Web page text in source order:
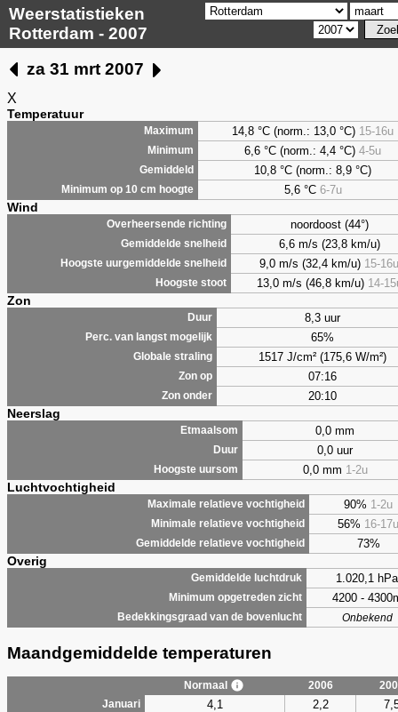
Weerstatistieken
Rotterdam - 2007
za 31 mrt 2007
X
Temperatuur
Maximum 14,8 °C (norm.: 13,0 °C) 15-16u
Minimum 6,6 °C (norm.: 4,4 °C) 4-5u
Gemiddeld 10,8 °C (norm.: 8,9 °C)
Minimum op 10 cm hoogte 5,6°C 6-7u
Wind
Overheersende richting noordoost (44°)
Gemiddelde snelheid 6,6 m/s (23,8 km/u)
Hoogste uurgemiddelde snelheid 9,0 m/s (32,4 km/u) 15-16u
Hoogste stoot 13,0 m/s (46,8 km/u) 14-
Zon
Duur 8,3 uur
Perc. van langst mogelijk 65%
Globale straling 1517 J/cm² (175,6 W/m²)
Zon op 07:16
Zon onder 20:10
Neerslag
Etmaalsom 0,0 mm
Duur 0,0 uur
Hoogste uursom 0,0 mm 1-2u
Luchtvochtigheid
Maximale relatieve vochtigheid 90% 1-2u
Minimale relatieve vochtigheid 56% 16-17u
Gemiddelde relatieve vochtigheid 73%
Overig
Gemiddelde luchtdruk 1.020,1 hPa
Minimum opgetreden zicht 4200 -
Bedekkingsgraad van de bovenlucht Onbekend
Maandgemiddelde temperaturen
Normaal 2006
Januari
4,1 2,2